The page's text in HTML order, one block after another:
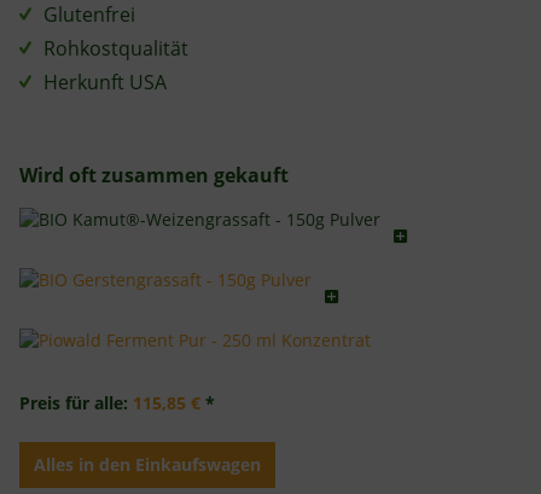
Glutenfrei
Rohkostqualität
Herkunft USA
Wird oft zusammen gekauft
Preis für alle: 115,85 € *
Alles in den Einkaufswagen